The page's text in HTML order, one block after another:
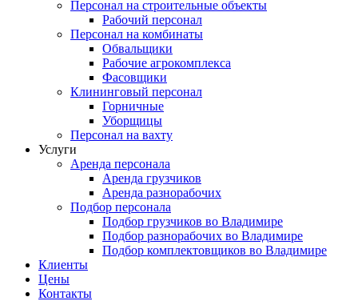
Персонал на строительные объекты
Рабочий персонал
Персонал на комбинаты
Обвальщики
Рабочие агрокомплекса
Фасовщики
Клининговый персонал
Горничные
Уборщицы
Персонал на вахту
Услуги
Аренда персонала
Аренда грузчиков
Аренда разнорабочих
Подбор персонала
Подбор грузчиков во Владимире
Подбор разнорабочих во Владимире
Подбор комплектовщиков во Владимире
Клиенты
Цены
Контакты